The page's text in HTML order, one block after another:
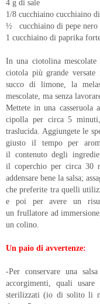
4 g di sale
1/8 cucchiaino cucchiaino
½ cucchiaino di pepe nero
1 cucchiaino di paprika
In una ciotolina
ciotola più grande
succo di limone, la
mescolate, ma senza
Mettete in una casseruola
cipolla per circa 5
traslucida. Aggiungete le
giusto il tempo per
il contenuto degli
il coperchio per circa 30
addensarebene la salsa;
chepreferite tra quelli
e poi per avere un
un frullatore ad
un colino.
Un paio di avvertenze:
-Per conservare una
accorgimenti, quali
sterilizzati (io di solito li